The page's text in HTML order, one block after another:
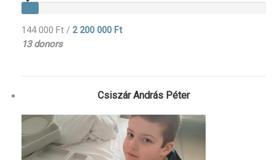
144 000 Ft / 2 200 000 Ft
13 donors
Csiszár András Péter